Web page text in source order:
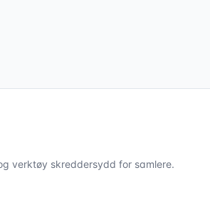
verktøy skreddersydd for samlere.